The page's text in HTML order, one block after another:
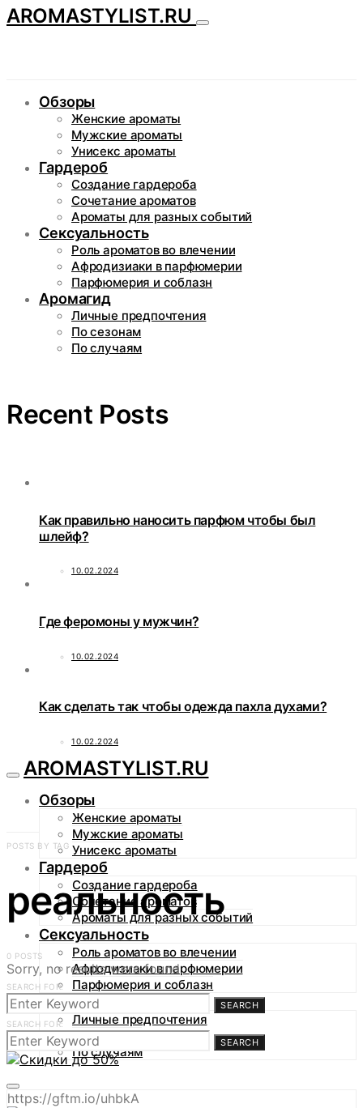
AROMASTYLIST.RU
Обзоры
Женские ароматы
Мужские ароматы
Унисекс ароматы
Гардероб
Создание гардероба
Сочетание ароматов
Ароматы для разных событий
Сексуальность
Роль ароматов во влечении
Афродизиаки в парфюмерии
Парфюмерия и соблазн
Аромагид
Личные предпочтения
По сезонам
По случаям
Recent Posts
Как правильно наносить парфюм чтобы был
шлейф?
10.02.2024
Где феромоны у мужчин?
10.02.2024
Как сделать так чтобы одежда пахла духами?
10.02.2024
AROMASTYLIST.RU
Обзоры
Женские ароматы
Мужские ароматы
Унисекс ароматы
Гардероб
Создание гардероба
Сочетание ароматов
Ароматы для разных событий
Сексуальность
Роль ароматов во влечении
Афродизиаки в парфюмерии
Парфюмерия и соблазн
Аромагид
Личные предпочтения
По сезонам
По случаям
https://gftm.io/uhbkA
POSTS BY TAG
реальность
0 POSTS
Sorry, no results were found.
SEARCH FOR:
SEARCH
SEARCH FOR:
SEARCH